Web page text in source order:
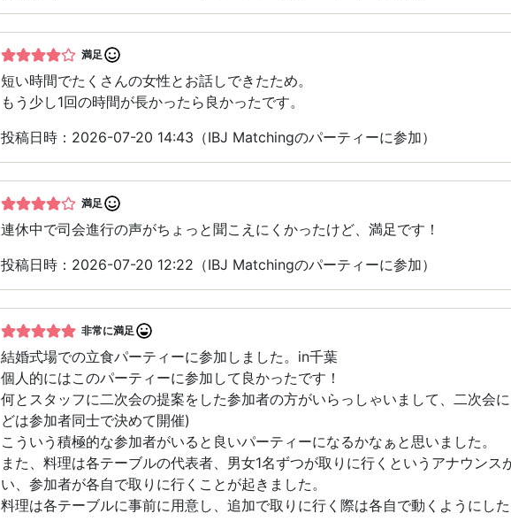
満足
短い時間でたくさんの女性とお話しできたため。
もう少し1回の時間が長かったら良かったです。
投稿日時：2026-07-20 14:43（IBJ Matchingのパーティーに参加）
満足
連休中で司会進行の声がちょっと聞こえにくかったけど、満足です！
投稿日時：2026-07-20 12:22（IBJ Matchingのパーティーに参加）
非常に満足
結婚式場での立食パーティーに参加しました。in千葉
個人的にはこのパーティーに参加して良かったです！
何とスタッフに二次会の提案をした参加者の方がいらっしゃいまして、二次会
どは参加者同士で決めて開催)
こういう積極的な参加者がいると良いパーティーになるかなぁと思いました。
また、料理は各テーブルの代表者、男女1名ずつが取りに行くというアナウン
い、参加者が各自で取りに行くことが起きました。
料理は各テーブルに事前に用意し、追加で取りに行く際は各自で動くようにし